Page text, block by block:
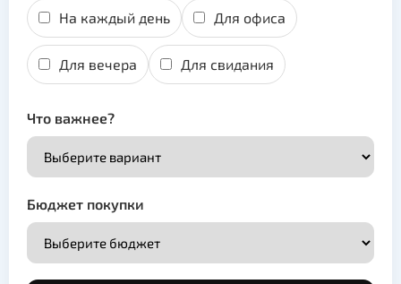
На каждый день Для офиса
Для вечера Для свидания
Что важнее?
Бюджет покупки